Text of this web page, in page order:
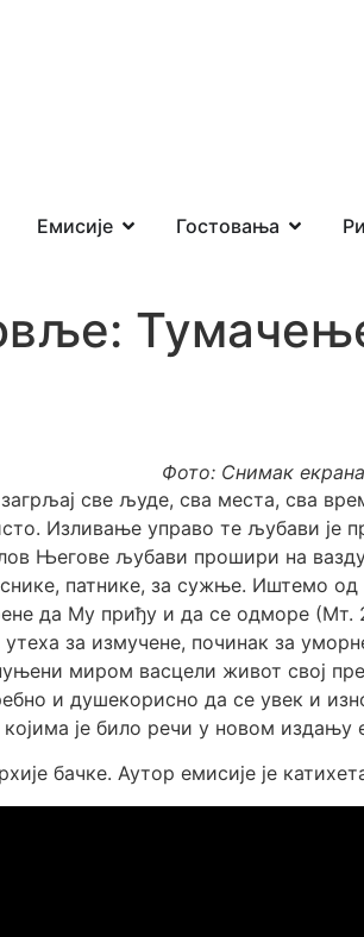
Емисије Гостовања
Фото: Снимак екрана
све људе, сва места, сва
Изливање управо те љубави је
Његове љубави прошири на
патнике, за сужње. Иштемо
да Му приђу и да се одморе (Мт.
за измучене, починак за
миром васцели живот свој
и душекорисно да се увек и
је било речи у новом издању
бачке. Аутор емисије је